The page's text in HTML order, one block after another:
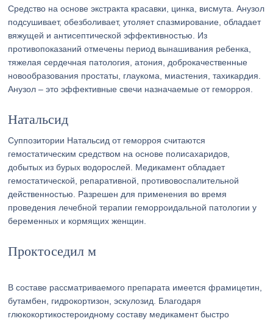
Средство на основе экстракта красавки, цинка, висмута. Анузол
подсушивает, обезболивает, утоляет спазмирование, обладает
вяжущей и антисептической эффективностью. Из
противопоказаний отмечены период вынашивания ребенка,
тяжелая сердечная патология, атония, доброкачественные
новообразования простаты, глаукома, миастения, тахикардия.
Анузол – это эффективные свечи назначаемые от геморроя.
Натальсид
Суппозитории Натальсид от геморроя считаются
гемостатическим средством на основе полисахаридов,
добытых из бурых водорослей. Медикамент обладает
гемостатической, репаративной, противовоспалительной
действенностью. Разрешен для применения во время
проведения лечебной терапии геморроидальной патологии у
беременных и кормящих женщин.
Проктоседил м
В составе рассматриваемого препарата имеется фрамицетин,
бутамбен, гидрокортизон, эскулозид. Благодаря
глюкокортикостероидному составу медикамент быстро